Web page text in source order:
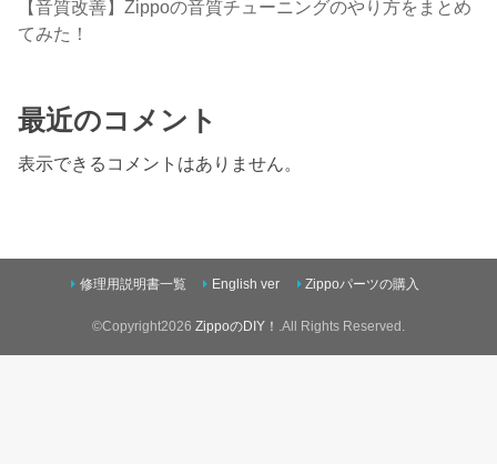
【音質改善】Zippoの音質チューニングのやり方をまとめ
てみた！
最近のコメント
表示できるコメントはありません。
修理用説明書一覧 English ver Zippoパーツの購入
©Copyright2026 ZippoのDIY！ .All Rights Reserved.